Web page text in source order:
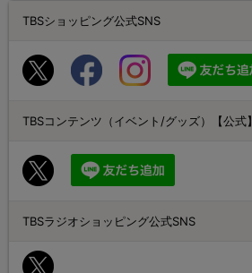
TBSショッピング公式SNS
TBSコンテンツ（イベント/グッズ）【公式】
TBSラジオショッピング公式SNS